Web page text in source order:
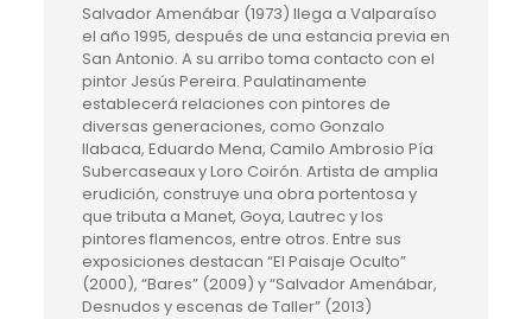
Salvador Amenábar (1973) llega a Valparaíso
el año 1995, después de una estancia previa en
San Antonio. A su arribo toma contacto con el
pintor Jesús Pereira. Paulatinamente
establecerá relaciones con pintores de
diversas generaciones, como Gonzalo
Ilabaca, Eduardo Mena, Camilo Ambrosio Pía
Subercaseaux y Loro Coirón. Artista de amplia
erudición, construye una obra portentosa y
que tributa a Manet, Goya, Lautrec y los
pintores flamencos, entre otros. Entre sus
exposiciones destacan “El Paisaje Oculto”
(2000), “Bares” (2009) y “Salvador Amenábar,
Desnudos y escenas de Taller” (2013)